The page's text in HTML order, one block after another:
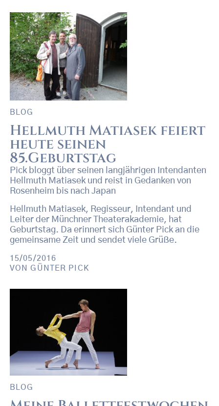
BLOG
Hellmuth Matiasek feiert
heute seinen
85.Geburtstag
Pick bloggt über seinen langjährigen Intendanten
Hellmuth Matiasek und reist in Gedanken von
Rosenheim bis nach Japan
Hellmuth Matiasek, Regisseur, Intendant und
Leiter der Münchner Theaterakademie, hat
Geburtstag. Da erinnert sich Günter Pick an die
gemeinsame Zeit und sendet viele Grüße.
15/05/2016
VONGÜNTER PICK
BLOG